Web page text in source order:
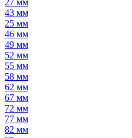
27 мм
43 мм
25 мм
46 мм
49 мм
52 мм
55 мм
58 мм
62 мм
67 мм
72 мм
77 мм
82 мм